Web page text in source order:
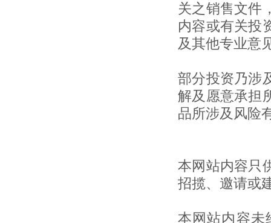
关之销售文件
内容或有关投
及其他专业意
部分投资乃涉
解及愿意承担
品所涉及风险
本网站内容只
招揽、邀请或
本网站内容未